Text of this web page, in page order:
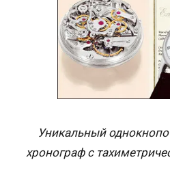
Уникальный
хронограф с